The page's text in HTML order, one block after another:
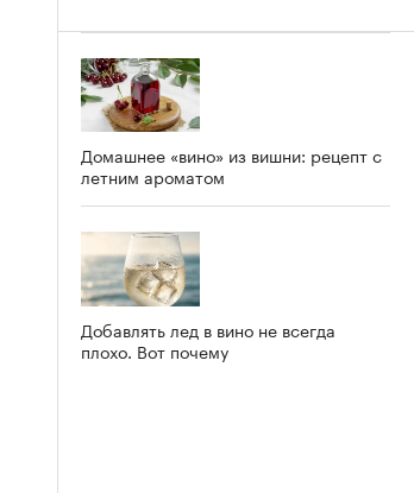
Домашнее «вино» из вишни: рецепт с
летним ароматом
Добавлять лед в вино не всегда
плохо. Вот почему